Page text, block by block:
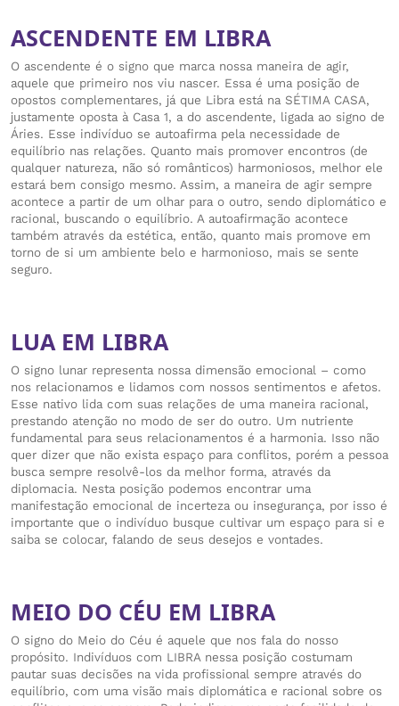
ASCENDENTE EM LIBRA
O ascendente é o signo que marca nossa maneira de agir,
aquele que primeiro nos viu nascer. Essa é uma posição de
opostos complementares, já que Libra está na SÉTIMA CASA,
justamente oposta à Casa 1, a do ascendente, ligada ao signo de
Áries. Esse indivíduo se autoafirma pela necessidade de
equilíbrio nas relações. Quanto mais promover encontros (de
qualquer natureza, não só românticos) harmoniosos, melhor ele
estará bem consigo mesmo. Assim, a maneira de agir sempre
acontece a partir de um olhar para o outro, sendo diplomático e
racional, buscando o equilíbrio. A autoafirmação acontece
também através da estética, então, quanto mais promove em
torno de si um ambiente belo e harmonioso, mais se sente
seguro.
LUA EM LIBRA
O signo lunar representa nossa dimensão emocional – como
nos relacionamos e lidamos com nossos sentimentos e afetos.
Esse nativo lida com suas relações de uma maneira racional,
prestando atenção no modo de ser do outro. Um nutriente
fundamental para seus relacionamentos é a harmonia. Isso não
quer dizer que não exista espaço para conflitos, porém a pessoa
busca sempre resolvê-los da melhor forma, através da
diplomacia. Nesta posição podemos encontrar uma
manifestação emocional de incerteza ou insegurança, por isso é
importante que o indivíduo busque cultivar um espaço para si e
saiba se colocar, falando de seus desejos e vontades.
MEIO DO CÉU EM LIBRA
O signo do Meio do Céu é aquele que nos fala do nosso
propósito. Indivíduos com LIBRA nessa posição costumam
pautar suas decisões na vida profissional sempre através do
equilíbrio, com uma visão mais diplomática e racional sobre os